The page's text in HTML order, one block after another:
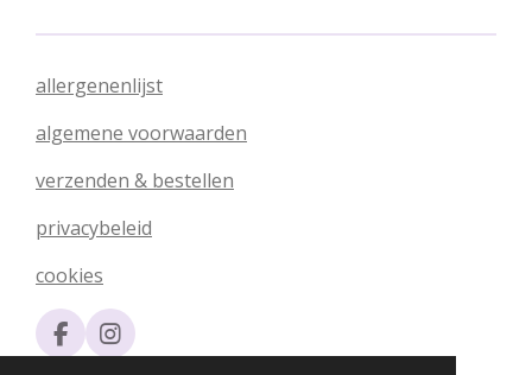
allergenenlijst
algemene voorwaarden
verzenden & bestellen
privacybeleid
cookies
F
a
I
n